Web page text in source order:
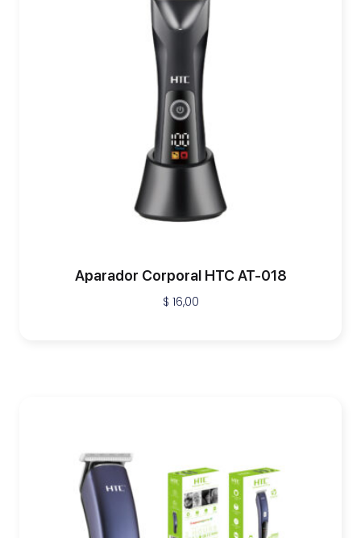
Aparador Corporal HTC AT-018
$ 16,00